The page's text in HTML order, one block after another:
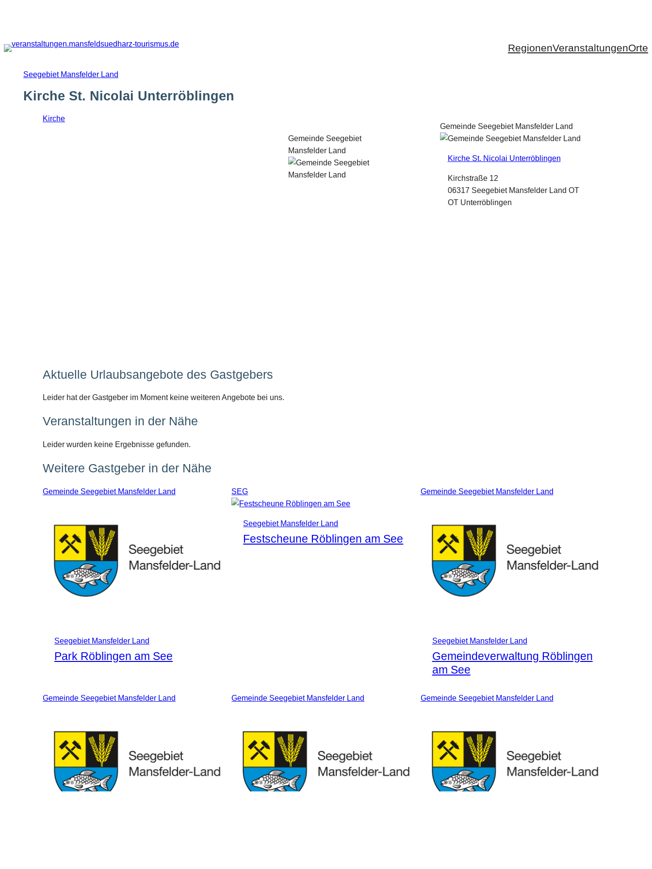
RegionenVeranstaltungenOrte
Seegebiet Mansfelder Land
Kirche St. Nicolai Unterröblingen
Kirche
Gemeinde Seegebiet
Mansfelder Land
Gemeinde Seegebiet Mansfelder Land
Kirche St. Nicolai Unterröblingen
Kirchstraße 12
06317 Seegebiet Mansfelder Land OT
OT Unterröblingen
Aktuelle Urlaubsangebote des Gastgebers
Leider hat der Gastgeber im Moment keine weiteren Angebote bei uns.
Veranstaltungen in der Nähe
Leider wurden keine Ergebnisse gefunden.
Weitere Gastgeber in der Nähe
Gemeinde Seegebiet Mansfelder Land
Seegebiet Mansfelder Land
Park Röblingen am See
SEG
Seegebiet Mansfelder Land
Festscheune Röblingen am See
Gemeinde Seegebiet Mansfelder Land
Seegebiet Mansfelder Land
Gemeindeverwaltung Röblingen
am See
Gemeinde Seegebiet Mansfelder Land Gemeinde Seegebiet Mansfelder Land Gemeinde Seegebiet Mansfelder Land